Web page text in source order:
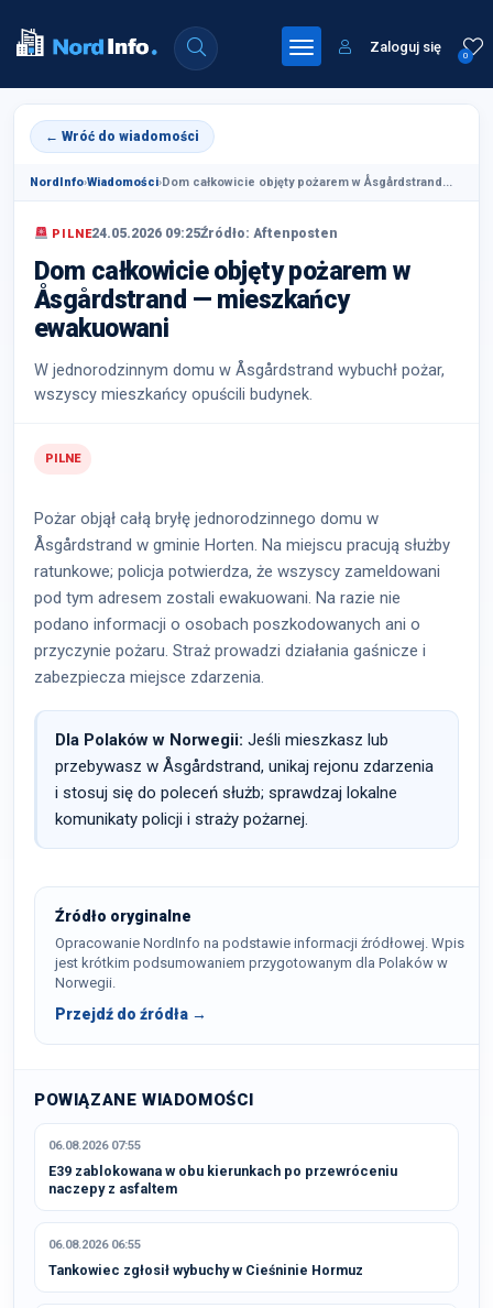
0
Zaloguj się
← Wróć do wiadomości
NordInfo›Wiadomości›Dom całkowicie objęty pożarem w Åsgårdstrand...
PILNE24.05.2026 09:25Źródło: Aftenposten
Dom całkowicie objęty pożarem w
Åsgårdstrand — mieszkańcy
ewakuowani
W jednorodzinnym domu w Åsgårdstrand wybuchł pożar,
wszyscy mieszkańcy opuścili budynek.
PILNE
Pożar objął całą bryłę jednorodzinnego domu w
Åsgårdstrand w gminie Horten. Na miejscu pracują służby
ratunkowe; policja potwierdza, że wszyscy zameldowani
pod tym adresem zostali ewakuowani. Na razie nie
podano informacji o osobach poszkodowanych ani o
przyczynie pożaru. Straż prowadzi działania gaśnicze i
zabezpiecza miejsce zdarzenia.
Dla Polaków w Norwegii: Jeśli mieszkasz lub
przebywasz w Åsgårdstrand, unikaj rejonu zdarzenia
i stosuj się do poleceń służb; sprawdzaj lokalne
komunikaty policji i straży pożarnej.
Źródło oryginalne
Opracowanie NordInfo na podstawie informacji źródłowej. Wpis
jest krótkim podsumowaniem przygotowanym dla Polaków w
Norwegii.
Przejdź do źródła →
POWIĄZANE WIADOMOŚCI
06.08.2026 07:55
E39 zablokowana w obu kierunkach po przewróceniu
naczepy z asfaltem
06.08.2026 06:55
Tankowiec zgłosił wybuchy w Cieśninie Hormuz